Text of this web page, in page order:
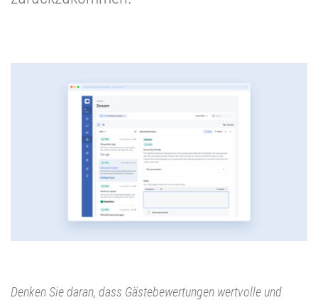
Denken Sie daran, dass Gästebewertungen wertvolle und